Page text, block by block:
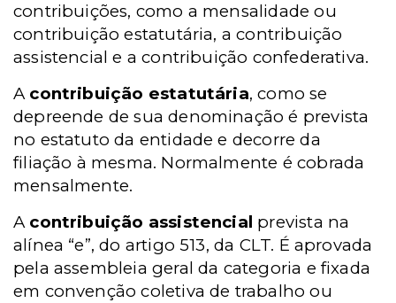
contribuições, como a mensalidade ou
contribuição estatutária, a contribuição
assistencial e a contribuição confederativa.
A contribuição estatutária, como se
depreende de sua denominação é prevista
no estatuto da entidade e decorre da
filiação à mesma. Normalmente é cobrada
mensalmente.
A contribuição assistencial prevista na
alínea “e”, do artigo 513, da CLT. É aprovada
pela assembleia geral da categoria e fixada
em convenção coletiva de trabalho ou